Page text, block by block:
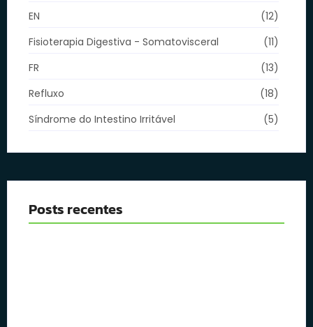
EN
(12)
Fisioterapia Digestiva - Somatovisceral
(11)
FR
(13)
Refluxo
(18)
Síndrome do Intestino Irritável
(5)
Posts recentes